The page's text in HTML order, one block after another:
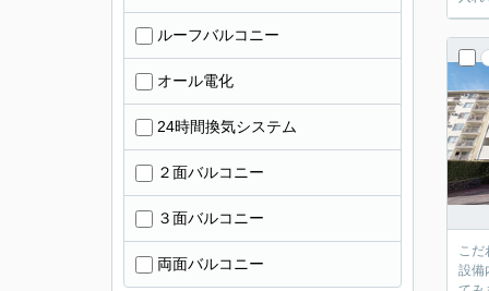
こだ
設備
ルーフバルコニー
オール電化
24時間換気システム
２面バルコニー
３面バルコニー
両面バルコニー